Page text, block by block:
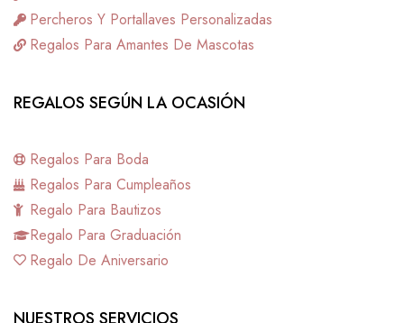
Percheros Y Portallaves Personalizadas
Regalos Para Amantes De Mascotas
REGALOS SEGÚN LA OCASIÓN
Regalos Para Boda
Regalos Para Cumpleaños
Regalo Para Bautizos
Regalo Para Graduación
Regalo De Aniversario